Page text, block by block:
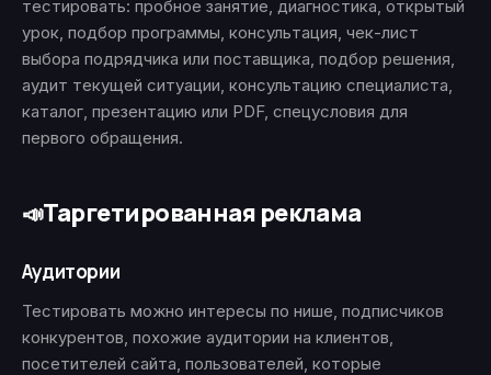
тестировать: пробное занятие, диагностика, открытый
урок, подбор программы, консультация, чек-лист
выбора подрядчика или поставщика, подбор решения,
аудит текущей ситуации, консультацию специалиста,
каталог, презентацию или PDF, спецусловия для
первого обращения.
📣Таргетированная реклама
Аудитории
Тестировать можно интересы по нише, подписчиков
конкурентов, похожие аудитории на клиентов,
посетителей сайта, пользователей, которые